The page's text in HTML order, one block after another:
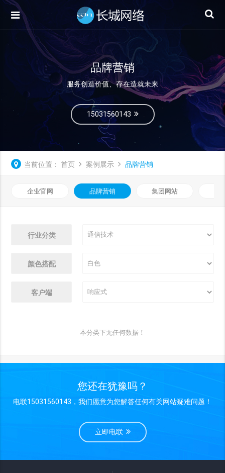
品牌营销
服务创造价值、存在造就未来
15031560143
当前位置： 首页 案例展示 品牌营销
企业官网 品牌营销 集团网站
行业分类
颜色搭配
客户端
本分类下无任何数据！
您还在犹豫吗？
电联15031560143，我们愿意为您解答任何有关网站疑难问题！
立即电联